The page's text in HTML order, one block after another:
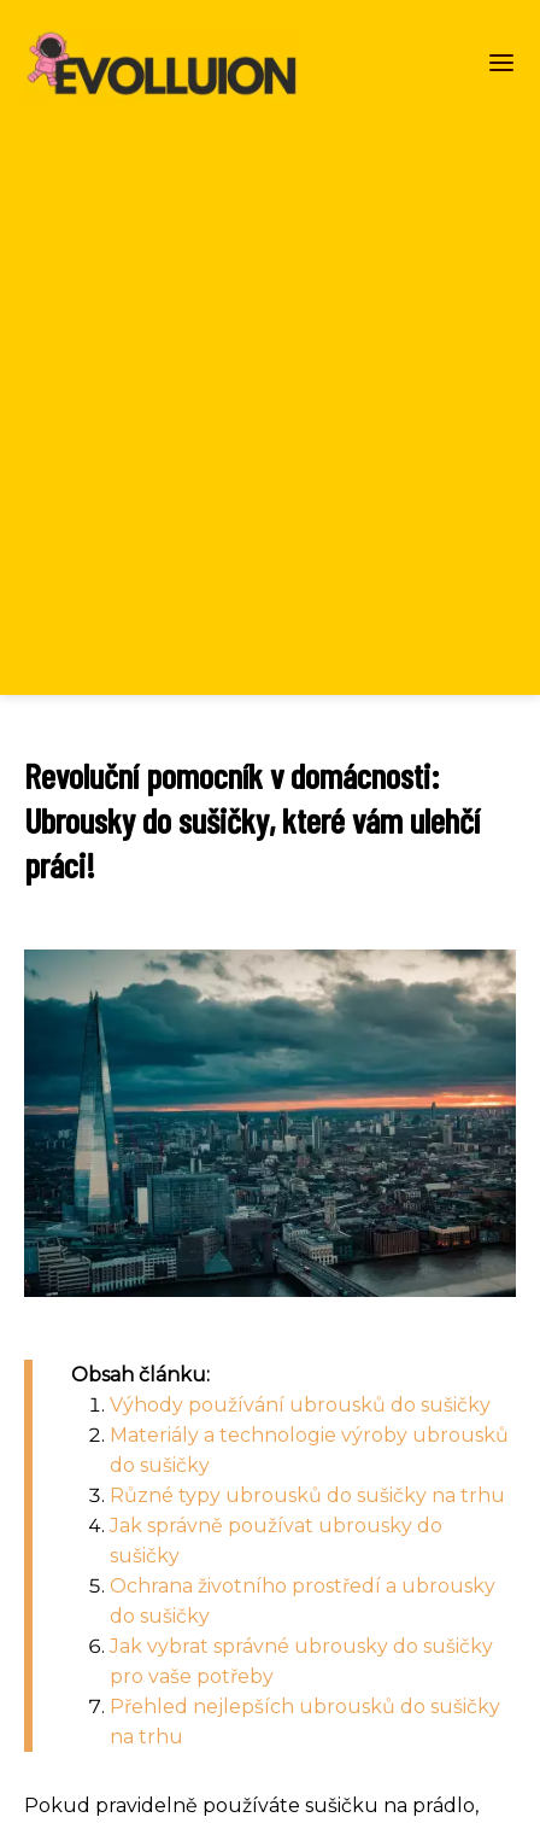
Revoluční pomocník v domácnosti:
Ubrousky do sušičky, které vám ulehčí
práci!
Obsah článku:
Výhody používání ubrousků do sušičky
Materiály a technologie výroby ubrousků
do sušičky
Různé typy ubrousků do sušičky na trhu
Jak správně používat ubrousky do
sušičky
Ochrana životního prostředí a ubrousky
do sušičky
Jak vybrat správné ubrousky do sušičky
pro vaše potřeby
Přehled nejlepších ubrousků do sušičky
na trhu
Pokud pravidelně používáte sušičku na prádlo,